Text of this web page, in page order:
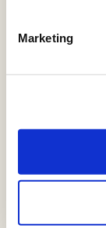
Marketing